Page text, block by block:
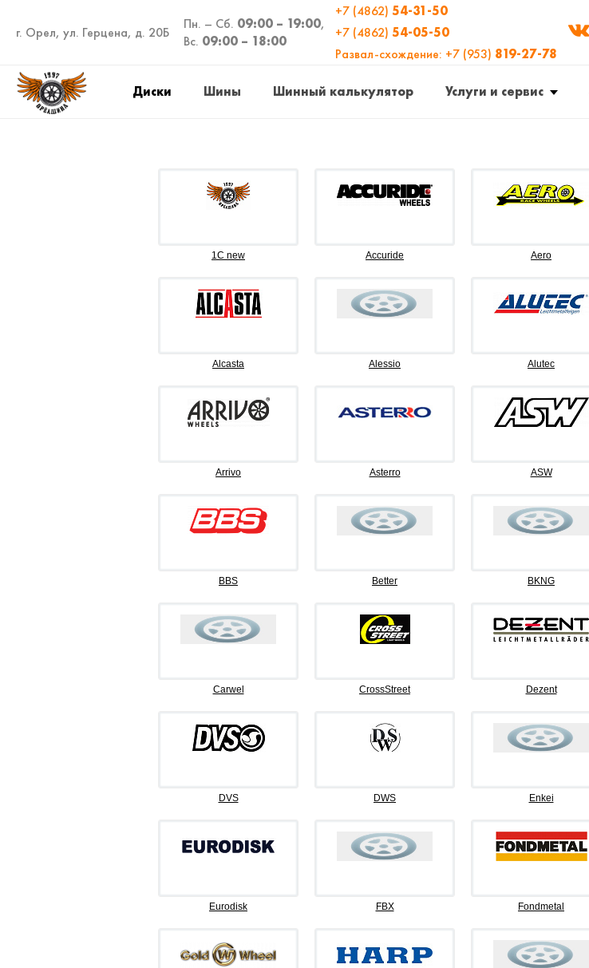
г. Орел, ул. Герцена, д. 20Б
Пн. – Сб. 09:00 – 19:00,
Вс. 09:00 – 18:00
+7 (4862) 54-31-50
+7 (4862) 54-05-50
Развал-схождение: +7 (953) 819-27-78
Диски Шины Шинный калькулятор Услуги и сервис
1C new Accuride Aero
Alcasta Alessio Alutec
Arrivo Asterro ASW
BBS Better BKNG
Carwel CrossStreet Dezent
DVS DWS Enkei
Eurodisk FBX Fondmetal